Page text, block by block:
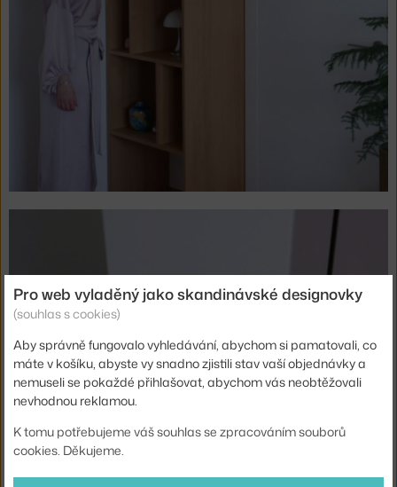
Pro web vyladěný jako skandinávské designovky
(souhlas s cookies)
Aby správně fungovalo vyhledávání, abychom si pamatovali, co
máte v košíku, abyste vy snadno zjistili stav vaší objednávky a
nemuseli se pokaždé přihlašovat, abychom vás neobtěžovali
nevhodnou reklamou.
K tomu potřebujeme váš souhlas se zpracováním souborů
cookies. Děkujeme.